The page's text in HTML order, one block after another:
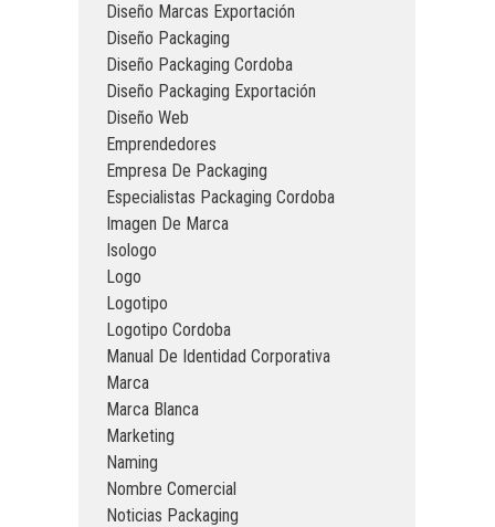
Diseño Marcas Exportación
Diseño Packaging
Diseño Packaging Cordoba
Diseño Packaging Exportación
Diseño Web
Emprendedores
Empresa De Packaging
Especialistas Packaging Cordoba
Imagen De Marca
Isologo
Logo
Logotipo
Logotipo Cordoba
Manual De Identidad Corporativa
Marca
Marca Blanca
Marketing
Naming
Nombre Comercial
Noticias Packaging